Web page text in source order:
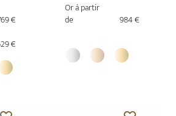
€
€
Or à partir
de
984 €